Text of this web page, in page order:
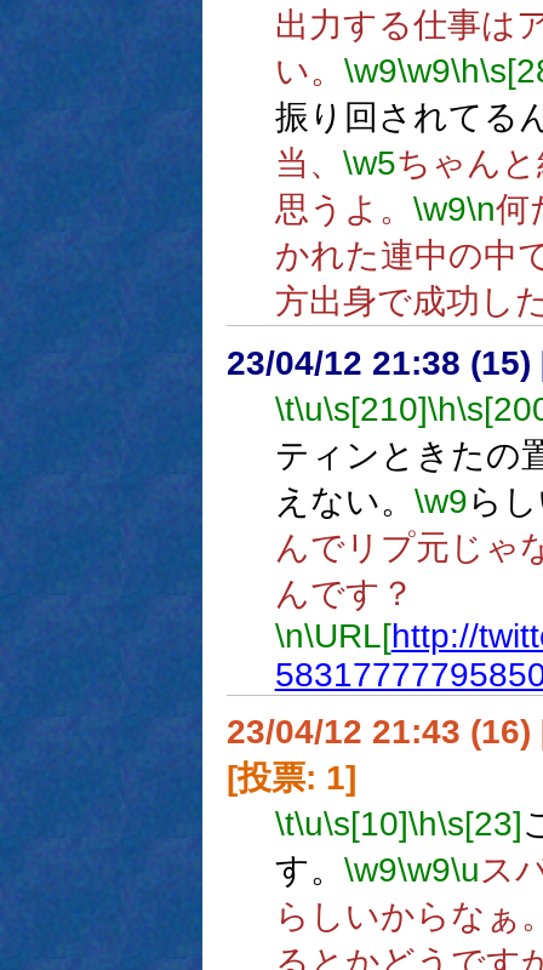
出力する仕事は
い。 \w9\w9\h
振り回されてる
当、 \w5ちゃん
思うよ。 \w9\n何
かれた連中の中
方出身で成功し
23/04/12 21:38 (15)
\t\u\s[210]\h
ティンときたの
えない。 \w9ら
んでリプ元じゃ
んです？
\n\URL[http://
23/04/12 21:43 (16)
[投票: 1]
\t\u\s[10]\h\s[23]
す。 \w9\w9\uス
らしいからなぁ
るとかどうです